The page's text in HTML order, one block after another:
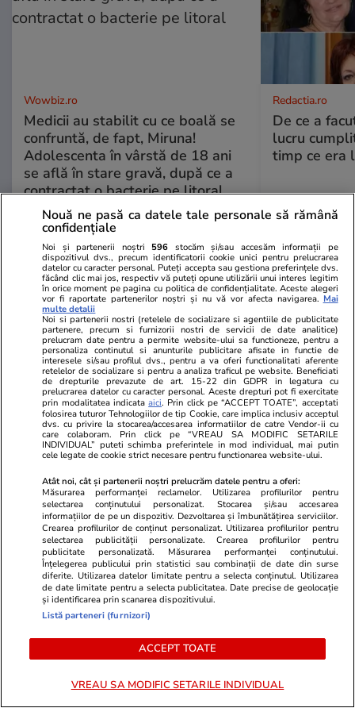
Wowbiz.ro
Medicii au stabilit cu ce boală se
confruntă, de fapt, Miruna!
Adolescenta în vârstă de 18 ani
se află în stare gravă, după ce a
contractat o bacterie pe litoral
Redactia.ro
De ce a
lucru
timp ce era
POLITIC
Politică 10:58
Drept la replică. AUR arată cu
degetul spre Parlament pentru
nepublicarea nici la cerere a
declarațiilor de avere ale
liderilor săi
Politică 09:37
Avertismentul ministrului
Finanțelor, după ce România a
evitat retrogradarea la „junk”:
„Orice derapaj poate veni cu
sancțiuni severe”
PARTENERI
Nouă ne pasă ca datele tale personale să rămână
confidențiale
Noi și partenerii noștri 596 stocăm și/sau accesăm informații pe
dispozitivul dvs., precum identificatorii cookie unici pentru prelucrarea
datelor cu caracter personal. Puteți accepta sau gestiona preferințele dvs.
făcând clic mai jos, respectiv vă puteți opune utilizării unui interes legitim
în orice moment pe pagina cu politica de confidențialitate. Aceste alegeri
vor fi raportate partenerilor noștri și nu vă vor afecta navigarea. Mai
multe detalii
Noi si partenerii nostri (retelele de socializare si agentiile de publicitate
partenere, precum si furnizorii nostri de servicii de date analitice)
prelucram date pentru a permite website-ului sa functioneze, pentru a
personaliza continutul si anunturile publicitare afisate in functie de
interesele si/sau profilul dvs., pentru a va oferi functionalitati aferente
retelelor de socializare si pentru a analiza traficul pe website. Beneficiati
de drepturile prevazute de art. 15-22 din GDPR in legatura cu
prelucrarea datelor cu caracter personal. Aceste drepturi pot fi exercitate
prin modalitatea indicataaici. Prin click pe “ACCEPT TOATE”, acceptati
folosirea tuturor Tehnologiilor de tip Cookie, care implica inclusiv acceptul
dvs. cu privire la stocarea/accesarea informatiilor de catre Vendor-ii cu
care colaboram. Prin click pe “VREAU SA MODIFIC SETARILE
INDIVIDUAL” puteti schimba preferintele in mod individual, mai putin
cele legate de cookie strict necesare pentru functionarea website-ului.
Atât noi, cât și partenerii noștri prelucrăm datele pentru a oferi:
Măsurarea performanței reclamelor. Utilizarea profilurilor pentru
selectarea conținutului personalizat. Stocarea și/sau accesarea
informațiilor de pe un dispozitiv. Dezvoltarea și îmbunătățirea serviciilor.
Crearea profilurilor de conținut personalizat. Utilizarea profilurilor pentru
selectarea publicității personalizate. Crearea profilurilor pentru
publicitate personalizată. Măsurarea performanței conținutului.
Înțelegerea publicului prin statistici sau combinații de date din surse
diferite. Utilizarea datelor limitate pentru a selecta conținutul. Utilizarea
de date limitate pentru a selecta publicitatea. Date precise de geolocație
și identificarea prin scanarea dispozitivului.
Listă parteneri (furnizori)
ACCEPT TOATE
VREAU SA MODIFIC SETARILE INDIVIDUAL